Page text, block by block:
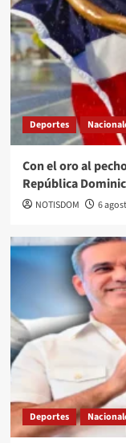
Deportes
Con el oro al
República
NOTISDOM 6
Deportes